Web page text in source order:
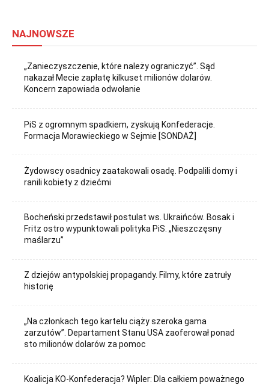
NAJNOWSZE
„Zanieczyszczenie, które należy ograniczyć”. Sąd
nakazał Mecie zapłatę kilkuset milionów dolarów.
Koncern zapowiada odwołanie
PiS z ogromnym spadkiem, zyskują Konfederacje.
Formacja Morawieckiego w Sejmie [SONDAŻ]
Żydowscy osadnicy zaatakowali osadę. Podpalili domy i
ranili kobiety z dziećmi
Bocheński przedstawił postulat ws. Ukraińców. Bosak i
Fritz ostro wypunktowali polityka PiS. „Nieszczęsny
maślarzu”
Z dziejów antypolskiej propagandy. Filmy, które zatruły
historię
„Na członkach tego kartelu ciąży szeroka gama
zarzutów”. Departament Stanu USA zaoferował ponad
sto milionów dolarów za pomoc
Koalicja KO-Konfederacja? Wipler: Dla całkiem poważnego